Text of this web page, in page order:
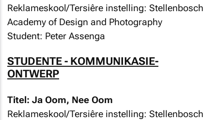
Reklameskool/Tersiêre instelling: Stellenbosch
Academy of Design and Photography
Student: Peter Assenga
STUDENTE - KOMMUNIKASIE-
ONTWERP
Titel: Ja Oom, Nee Oom
Reklameskool/Tersiêre instelling: Stellenbosch